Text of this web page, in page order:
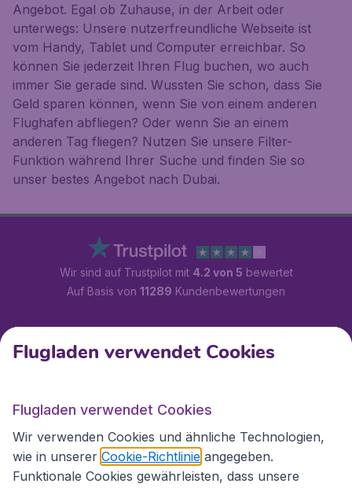
Angebot. Egal ob Zuhause, in der Arbeit oder
unterwegs: Unsere nutzerfreundliche Webseite ist
vom Handy, Tablet und Computer erreichbar. So
können Sie jederzeit Ihren Flug buchen, wo auch
immer Sie gerade sind. Wussten Sie schon, dass Sie
Geld sparen können, wenn Sie von einem anderen
Flughafen abfliegen? Oder wenn Sie an einem
anderen Tag fliegen? Nutzen Sie unsere Filter-
Funktion während Ihrer Suche und finden Sie so
unser bestes Angebot nach Dubai.
Wir sind auf Trustpilot mit 4.2 von 5 bewertet
Auf Basis von 11289 Kundenbewertungen
Kundenservice
Flugladen.at
Internationale Webseiten
Flugladen verwendet Cookies
Flugladen verwendet Cookies
Wir verwenden Cookies und ähnliche Technologien,
wie in unserer Cookie-Richtlinie angegeben.
Funktionale Cookies gewährleisten, dass unsere